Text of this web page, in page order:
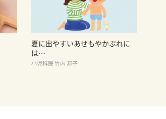
夏に出やすいあせもやかぶれに
は…
小児科医 竹内 邦子